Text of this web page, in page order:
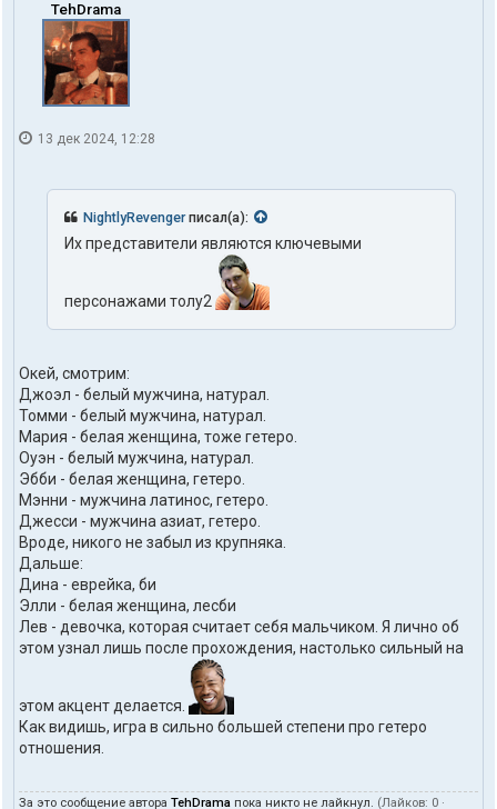
TehDrama
13 дек 2024, 12:28
NightlyRevengerписал(а):
Их представители являются ключевыми
персонажами толу2
Окей, смотрим:
Джоэл - белый мужчина, натурал.
Томми - белый мужчина, натурал.
Мария - белая женщина, тоже гетеро.
Оуэн - белый мужчина, натурал.
Эбби - белая женщина, гетеро.
Мэнни - мужчина латинос, гетеро.
Джесси - мужчина азиат, гетеро.
Вроде, никого не забыл из крупняка.
Дальше:
Дина - еврейка, би
Элли - белая женщина, лесби
Лев - девочка, которая считает себя мальчиком. Я лично об
этом узнал лишь после прохождения, настолько сильный на
этом акцент делается.
Как видишь, игра в сильно большей степени про гетеро
отношения.
За это сообщение автора TehDrama пока никто не лайкнул. (Лайков: 0 ·